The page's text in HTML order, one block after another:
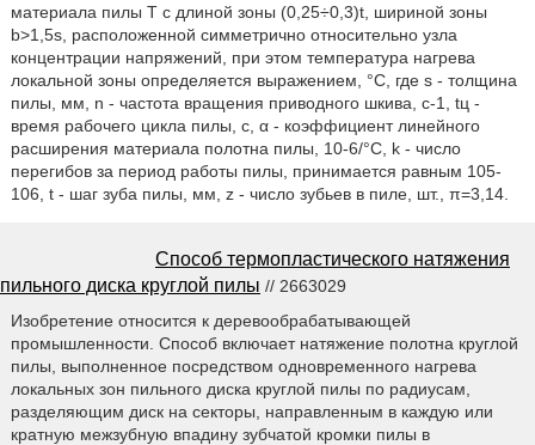
материала пилы Т с длиной зоны (0,25÷0,3)t, шириной зоны
b>1,5s, расположенной симметрично относительно узла
концентрации напряжений, при этом температура нагрева
локальной зоны определяется выражением, °С, где s - толщина
пилы, мм, n - частота вращения приводного шкива, с-1, tц -
время рабочего цикла пилы, с, α - коэффициент линейного
расширения материала полотна пилы, 10-6/°С, k - число
перегибов за период работы пилы, принимается равным 105-
106, t - шаг зуба пилы, мм, z - число зубьев в пиле, шт., π=3,14.
Способ термопластического натяжения
пильного диска круглой пилы // 2663029
Изобретение относится к деревообрабатывающей
промышленности. Способ включает натяжение полотна круглой
пилы, выполненное посредством одновременного нагрева
локальных зон пильного диска круглой пилы по радиусам,
разделяющим диск на секторы, направленным в каждую или
кратную межзубную впадину зубчатой кромки пилы в